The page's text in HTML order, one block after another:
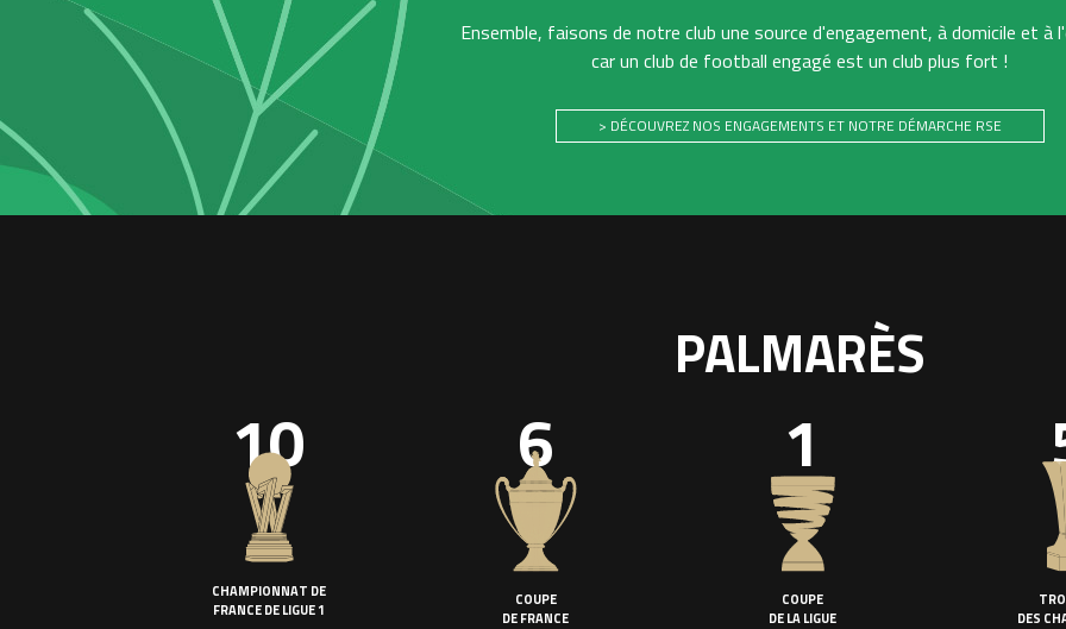
Ensemble, faisons de notre club une source d'engagement, à domicile et à
car un club de football engagé est un club plus fort !
> DÉCOUVREZ NOS ENGAGEMENTS ET NOTRE DÉMARCHE RSE
PALMARÈS
10
CHAMPIONNAT DE
FRANCE DE LIGUE 1
6
COUPE
DE FRANCE
1
COUPE
DE LA LIGUE
DES